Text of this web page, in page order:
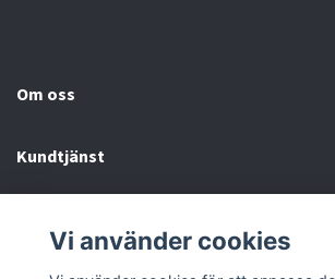
Om oss
Kundtjänst
Vi använder cookies